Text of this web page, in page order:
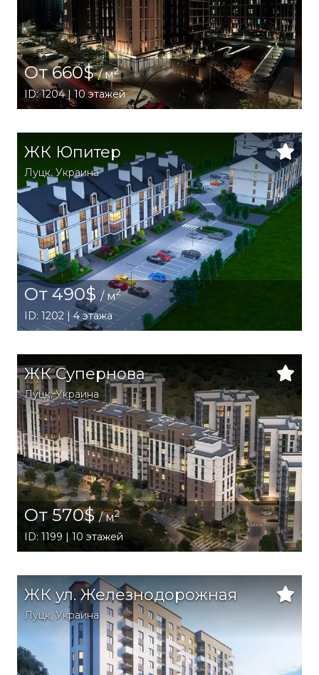
От 660$/ м2
ID: 1204 | 10 этажей
ЖК Юпитер
Луцк,Украина
От 490$/ м2
ID: 1202 | 4 этажа
ЖК Супернова
Луцк,Украина
От 570$/ м2
ID: 1199 | 10 этажей
ЖК ул. Железнодорожная
Луцк,Украина